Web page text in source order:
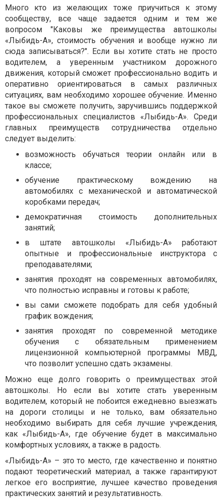
Много кто из желающих тоже приучиться к этому
сообществу, все чаще задается одним и тем же
вопросом "Каковы же преимущества автошколы
«Лыбидь-А», стоимость обучения и вообще нужно ли
сюда записываться?". Если вы хотите стать не просто
водителем, а уверенным участником дорожного
движения, который сможет профессионально водить и
оперативно ориентироваться в самых различных
ситуациях, вам необходимо хорошее обучение. Именно
такое вы сможете получить, заручившись поддержкой
профессиональных специалистов «Лыбидь-А». Среди
главных преимуществ сотрудничества отдельно
следует выделить:
возможность обучаться теории онлайн или в
классе;
обучение практическому вождению на
автомобилях с механической и автоматической
коробками передач;
демократичная стоимость дополнительных
занятий;
в штате автошколы «Лыбидь-А» работают
опытные и профессиональные инструктора с
преподавателями;
занятия проходят на современных автомобилях,
что полностью исправны и готовы к работе;
вы сами сможете подобрать для себя удобный
график вождения;
занятия проходят по современной методике
обучения с обязательным применением
лицензионной компьютерной программы МВД,
что позволит успешно сдать экзамены.
Можно еще долго говорить о преимуществах этой
автошколы. Но если вы хотите стать уверенным
водителем, который не побоится ежедневно выезжать
на дороги столицы и не только, вам обязательно
необходимо выбирать для себя лучшие учреждения,
как «Лыбидь-А», где обучение будет в максимально
комфортных условиях, а также в радость.
«Лыбидь-А» – это то место, где качественно и понятно
подают теоретический материал, а также гарантируют
легкое его восприятие, лучшее качество проведения
практических занятий и результативность.